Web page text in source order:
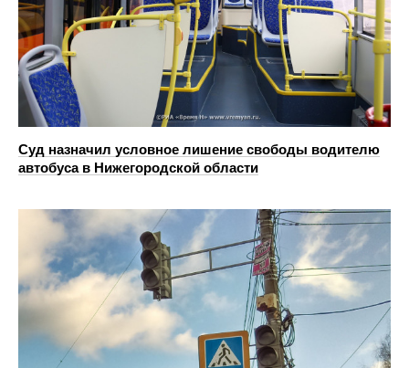
Суд назначил условное лишение свободы водителю
автобуса в Нижегородской области